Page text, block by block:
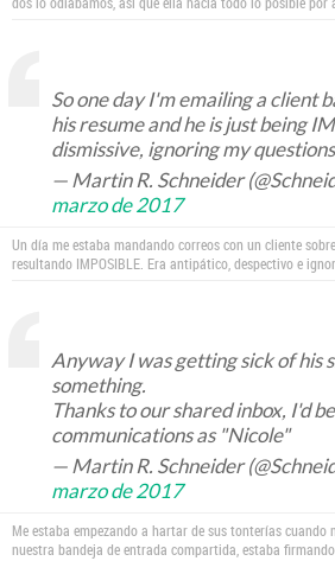
So one day I'm emailing a client
his resume and he is just being
dismissive, ignoring my
— Martin R. Schneider
marzo de 2017
Un día me estaba mandando correos con un cliente
resultando IMPOSIBLE. Era antipático, despectivo e
Anyway I was getting sick of his
something.
Thanks to our shared inbox, I'd
communications as "Nicole"
— Martin R. Schneider
marzo de 2017
Me estaba empezando a hartar de sus tonterías cuando
nuestra bandeja de entrada compartida, estaba